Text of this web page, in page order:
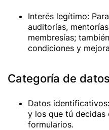
Interés legítimo:
auditorías,
membresías;
condiciones y
Categoría de
Datos
y los que tú decidas
formularios.